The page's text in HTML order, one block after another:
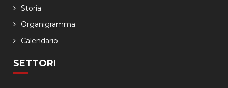
Storia
Organigramma
Calendario
SETTORI